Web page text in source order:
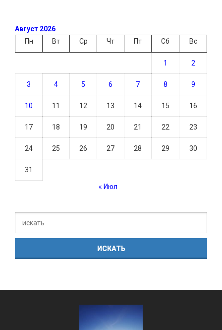
Август 2026
Пн
Вт Ср Чт Пт Сб Вс
1 2
3 4 5 6 7 8 9
10 11 12 13 14 15 16
17 18 19 20 21 22 23
24 25 26 27 28 29 30
31
« Июл